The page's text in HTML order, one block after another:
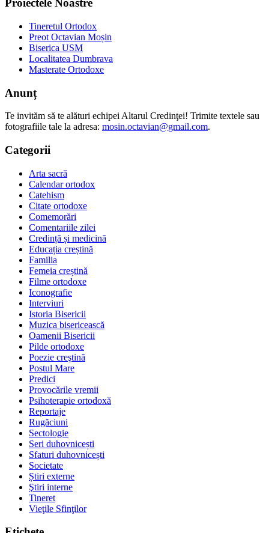
Proiectele Noastre
Tineretul Ortodox
Preot Octavian Moșin
Biserica USM
Localitatea Dumbrava
Masterate Ortodoxe
Anunț
Te invităm să te alături echipei Altarul Credinţei! Trimite textele sau
fotografiile tale la adresa: mosin.octavian@gmail.com.
Categorii
Arta sacră
Calendar ortodox
Catehism
Citate ortodoxe
Comemorări
Comentariile zilei
Credință și medicină
Educația creștină
Familia
Femeia creștină
Filme ortodoxe
Iconografie
Interviuri
Istoria Bisericii
Muzica bisericească
Oamenii Bisericii
Pilde ortodoxe
Poezie creştină
Postul Mare
Predici
Provocările vremii
Psihoterapie ortodoxă
Reportaje
Rugăciuni
Sectologie
Seri duhovnicești
Sfaturi duhovnicești
Societate
Știri externe
Ştiri interne
Tineret
Vieţile Sfinţilor